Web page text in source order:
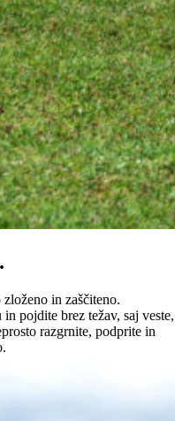
in zaščiteno.
pojdite brez težav, saj veste,
razgrnite, podprite in